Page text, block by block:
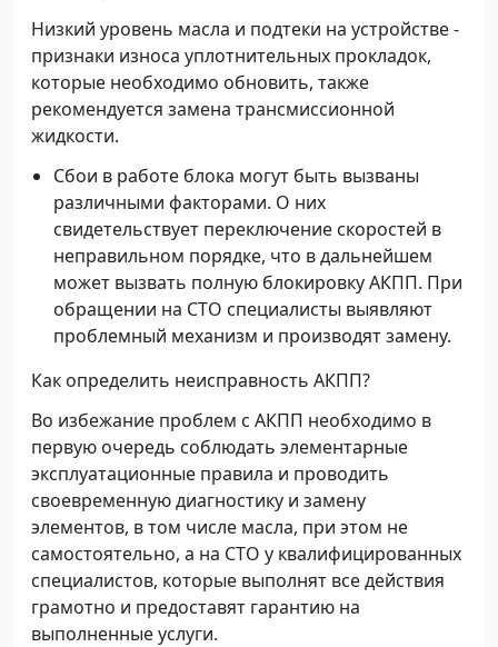
Низкий уровень масла и подтеки на устройстве -
признаки износа уплотнительных прокладок,
которые необходимо обновить, также
рекомендуется замена трансмиссионной
жидкости.
Сбои в работе блока могут быть вызваны
различными факторами. О них
свидетельствует переключение скоростей в
неправильном порядке, что в дальнейшем
может вызвать полную блокировку АКПП. При
обращении на СТО специалисты выявляют
проблемный механизм и производят замену.
Как определить неисправность АКПП?
Во избежание проблем с АКПП необходимо в
первую очередь соблюдать элементарные
эксплуатационные правила и проводить
своевременную диагностику и замену
элементов, в том числе масла, при этом не
самостоятельно, а на СТО у квалифицированных
специалистов, которые выполнят все действия
грамотно и предоставят гарантию на
выполненные услуги.